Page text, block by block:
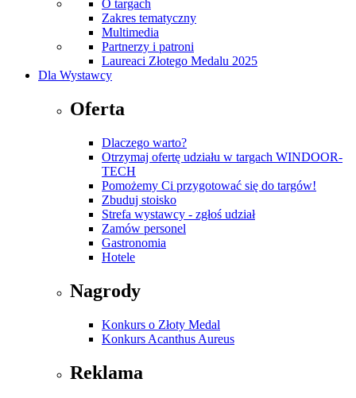
O targach
Zakres tematyczny
Multimedia
Partnerzy i patroni
Laureaci Złotego Medalu 2025
Dla Wystawcy
Oferta
Dlaczego warto?
Otrzymaj ofertę udziału w targach WINDOOR-
TECH
Pomożemy Ci przygotować się do targów!
Zbuduj stoisko
Strefa wystawcy - zgłoś udział
Zamów personel
Gastronomia
Hotele
Nagrody
Konkurs o Złoty Medal
Konkurs Acanthus Aureus
Reklama